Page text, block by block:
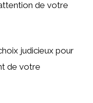
de votre
judicieux pour
de votre